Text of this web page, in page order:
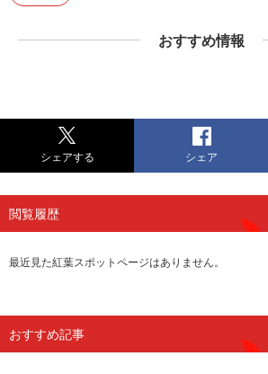
おすすめ情報
シェアする シェア
閲覧履歴
最近見た紅葉スポットページはありません。
おすすめ記事